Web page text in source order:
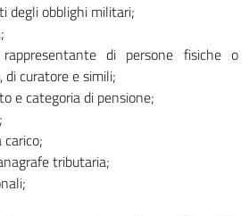
degli obblighi militari;
di persone fisiche o
di curatore e simili;
e categoria di pensione;
tributaria;